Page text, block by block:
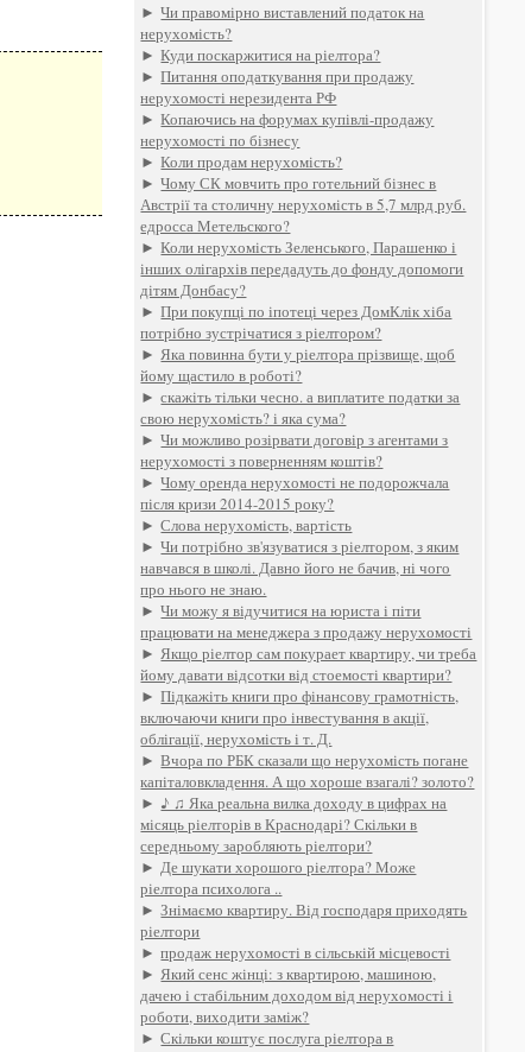
►Чи правомірно виставлений податок на
нерухомість?
►Куди поскаржитися на ріелтора?
►Питання оподаткування при продажу
нерухомості нерезидента РФ
►Копаючись на форумах купівлі-продажу
нерухомості по бізнесу
►Коли продам нерухомість?
►Чому СК мовчить про готельний бізнес в
Австрії та столичну нерухомість в 5,7 млрд руб.
едросса Метельского?
►Коли нерухомість Зеленського, Парашенко і
інших олігархів передадуть до фонду допомоги
дітям Донбасу?
►При покупці по іпотеці через ДомКлік хіба
потрібно зустрічатися з ріелтором?
►Яка повинна бути у ріелтора прізвище, щоб
йому щастило в роботі?
►скажіть тільки чесно. а виплатите податки за
свою нерухомість? і яка сума?
►Чи можливо розірвати договір з агентами з
нерухомості з поверненням коштів?
►Чому оренда нерухомості не подорожчала
після кризи 2014-2015 року?
►Слова нерухомість, вартість
►Чи потрібно зв'язуватися з ріелтором, з яким
навчався в школі. Давно його не бачив, ні чого
про нього не знаю.
►Чи можу я відучитися на юриста і піти
працювати на менеджера з продажу нерухомості
►Якщо ріелтор сам покурает квартиру, чи треба
йому давати відсотки від стоемості квартири?
►Підкажіть книги про фінансову грамотність,
включаючи книги про інвестування в акції,
облігації, нерухомість і т. Д.
►Вчора по РБК сказали що нерухомість погане
капіталовкладення. А що хороше взагалі? золото?
► ♪ ♫ Яка реальна вилка доходу в цифрах на
місяць ріелторів в Краснодарі? Скільки в
середньому заробляють ріелтори?
►Де шукати хорошого ріелтора? Може
ріелтора психолога ..
►Знімаємо квартиру. Від господаря приходять
ріелтори
►продаж нерухомості в сільській місцевості
►Який сенс жінці: з квартирою, машиною,
дачею і стабільним доходом від нерухомості і
роботи, виходити заміж?
►Скільки коштує послуга ріелтора в